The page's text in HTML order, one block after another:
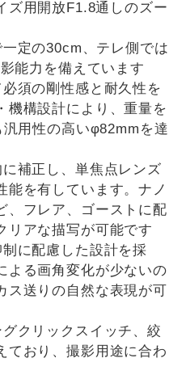
ズ用開放F1.8通しのズー
定の30cm、テレ側では
能力を備えています
須の剛性感と耐久性を
機構設計により、重量を
用性の高いφ82mmを達
補正し、単焦点レンズ
能を有しています。ナノ
、フレア、ゴーストに配
リアな描写が可能です
に配慮した設計を採
よる画角変化が少ないの
ス送りの自然な表現が可
クリックスイッチ、絞
ており、撮影用途に合わ